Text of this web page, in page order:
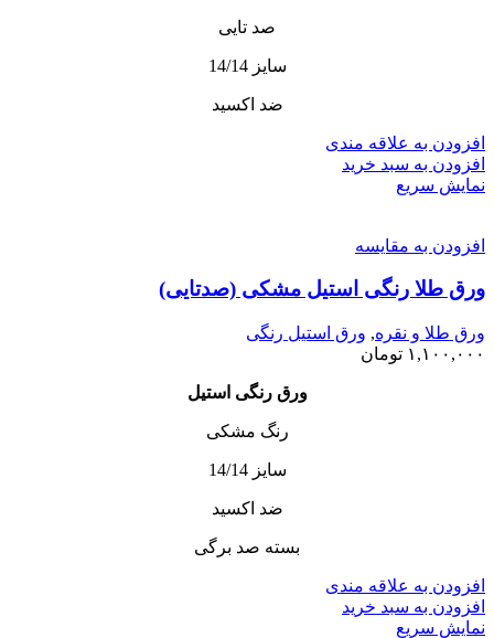
صد تایی
سایز 14/14
ضد اکسید
افزودن به علاقه مندی
افزودن به سبد خرید
نمایش سریع
افزودن به مقایسه
ورق طلا رنگی استیل مشکی (صدتایی)
ورق طلا و نقره, ورق استیل رنگی
۱,۱۰۰,۰۰۰ تومان
ورق رنگی استیل
رنگ مشکی
سایز 14/14
ضد اکسید
بسته صد برگی
افزودن به علاقه مندی
افزودن به سبد خرید
نمایش سریع